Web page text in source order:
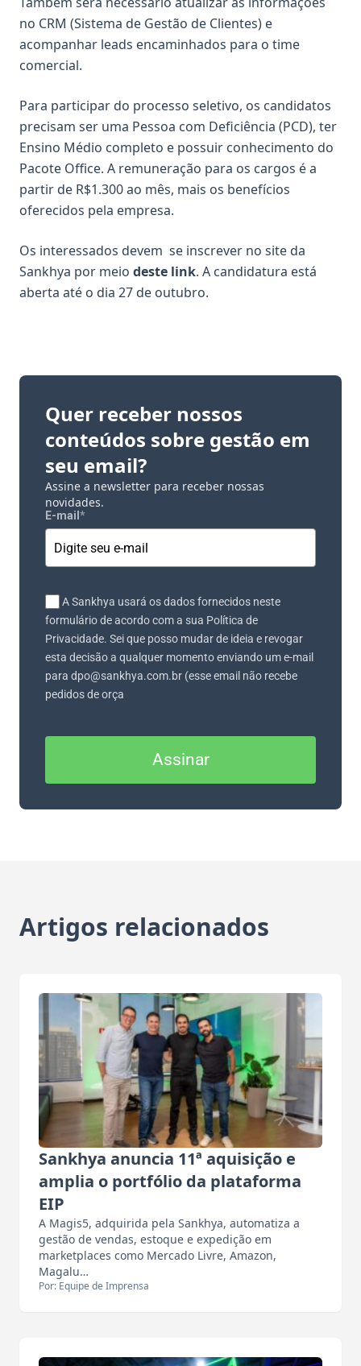
no CRM (Sistema de Gestão de Clientes) e
acompanhar leads encaminhados para o time
comercial.
Para participar do processo seletivo, os candidatos
precisam ser uma Pessoa com Deficiência (PCD), ter
Ensino Médio completo e possuir conhecimento do
Pacote Office. A remuneração para os cargos é a
partir de R$1.300 ao mês, mais os benefícios
oferecidos pela empresa.
Os interessados devem se inscrever no site da
Sankhya por meio deste link. A candidatura está
aberta até o dia 27 de outubro.
Quer receber nossos
conteúdos sobre gestão em
seu email?
Assine a newsletter para receber nossas
novidades.
E-mail *
A Sankhya usará os dados fornecidos neste
formulário de acordo com a sua Política de
Privacidade. Sei que posso mudar de ideia e revogar
esta decisão a qualquer momento enviando um e-mail
para dpo@sankhya.com.br (esse email não recebe
pedidos de orça
Assinar
Artigos relacionados
Sankhya anuncia 11ª aquisição e
amplia o portfólio da plataforma
EIP
A Magis5, adquirida pela Sankhya, automatiza a
gestão de vendas, estoque e expedição em
marketplaces como Mercado Livre, Amazon,
Magalu…
Por: Equipe de Imprensa